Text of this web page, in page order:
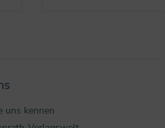
uns kennen